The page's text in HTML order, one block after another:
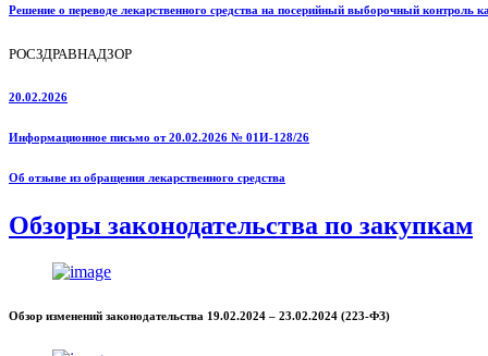
Решение о переводе лекарственного средства на посерийный выборочный контроль
РОСЗДРАВНАДЗОР
20.02.2026
Информационное письмо от 20.02.2026 № 01И-128/26
Об отзыве из обращения лекарственного средства
Обзоры законодательства по закупкам
Обзор изменений законодательства 19.02.2024 – 23.02.2024 (223-ФЗ)